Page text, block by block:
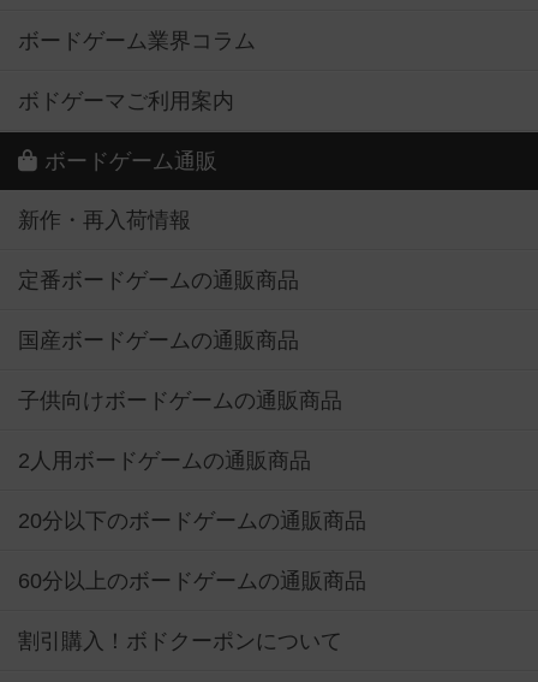
ボードゲーム業界コラム
ボドゲーマご利用案内
ボードゲーム通販
新作・再入荷情報
定番ボードゲームの通販商品
国産ボードゲームの通販商品
子供向けボードゲームの通販商品
2人用ボードゲームの通販商品
20分以下のボードゲームの通販商品
60分以上のボードゲームの通販商品
割引購入！ボドクーポンについて